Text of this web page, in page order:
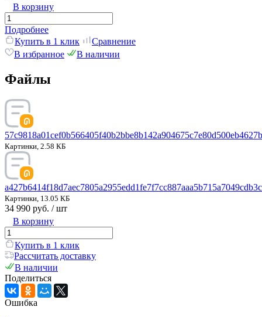
В корзину
Подробнее
Купить в 1 клик
Сравнение
В избранное
В наличии
Файлы
Картинки, 2.58 КБ
Картинки, 13.05 КБ
34 990 руб. / шт
В корзину
Купить в 1 клик
Рассчитать доставку
В наличии
Поделиться
Ошибка